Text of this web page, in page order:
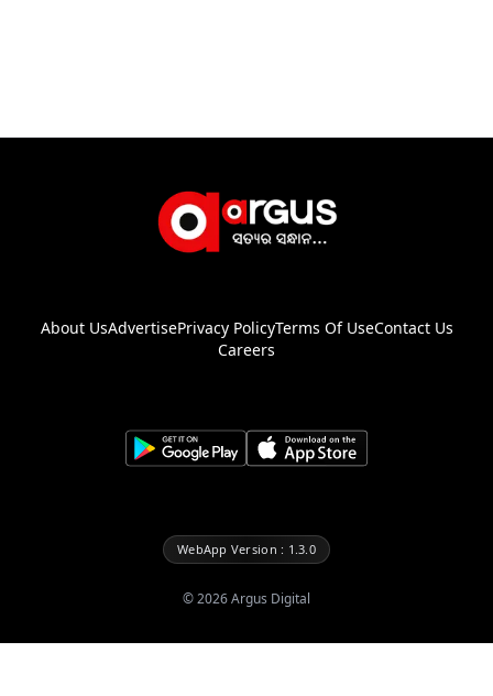
About UsAdvertisePrivacy PolicyTerms Of UseContact Us
Careers
WebApp Version : 1.3.0
©2026Argus Digital